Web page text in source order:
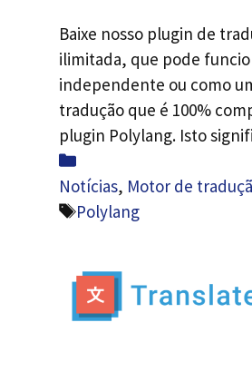
Baixe nosso plugin de
ilimitada, que pode
independente ou como
tradução que é 100%
plugin Polylang. Isto
Categorias
Notícias, Motor de
Etiquetas
Polylang